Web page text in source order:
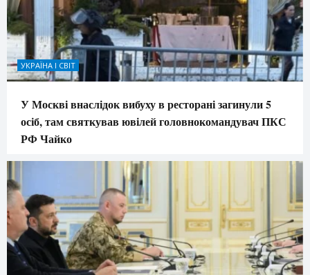
УКРАЇНА І СВІТ
У Москві внаслідок вибуху в ресторані загинули 5
осіб, там святкував ювілей головнокомандувач ПКС
РФ Чайко